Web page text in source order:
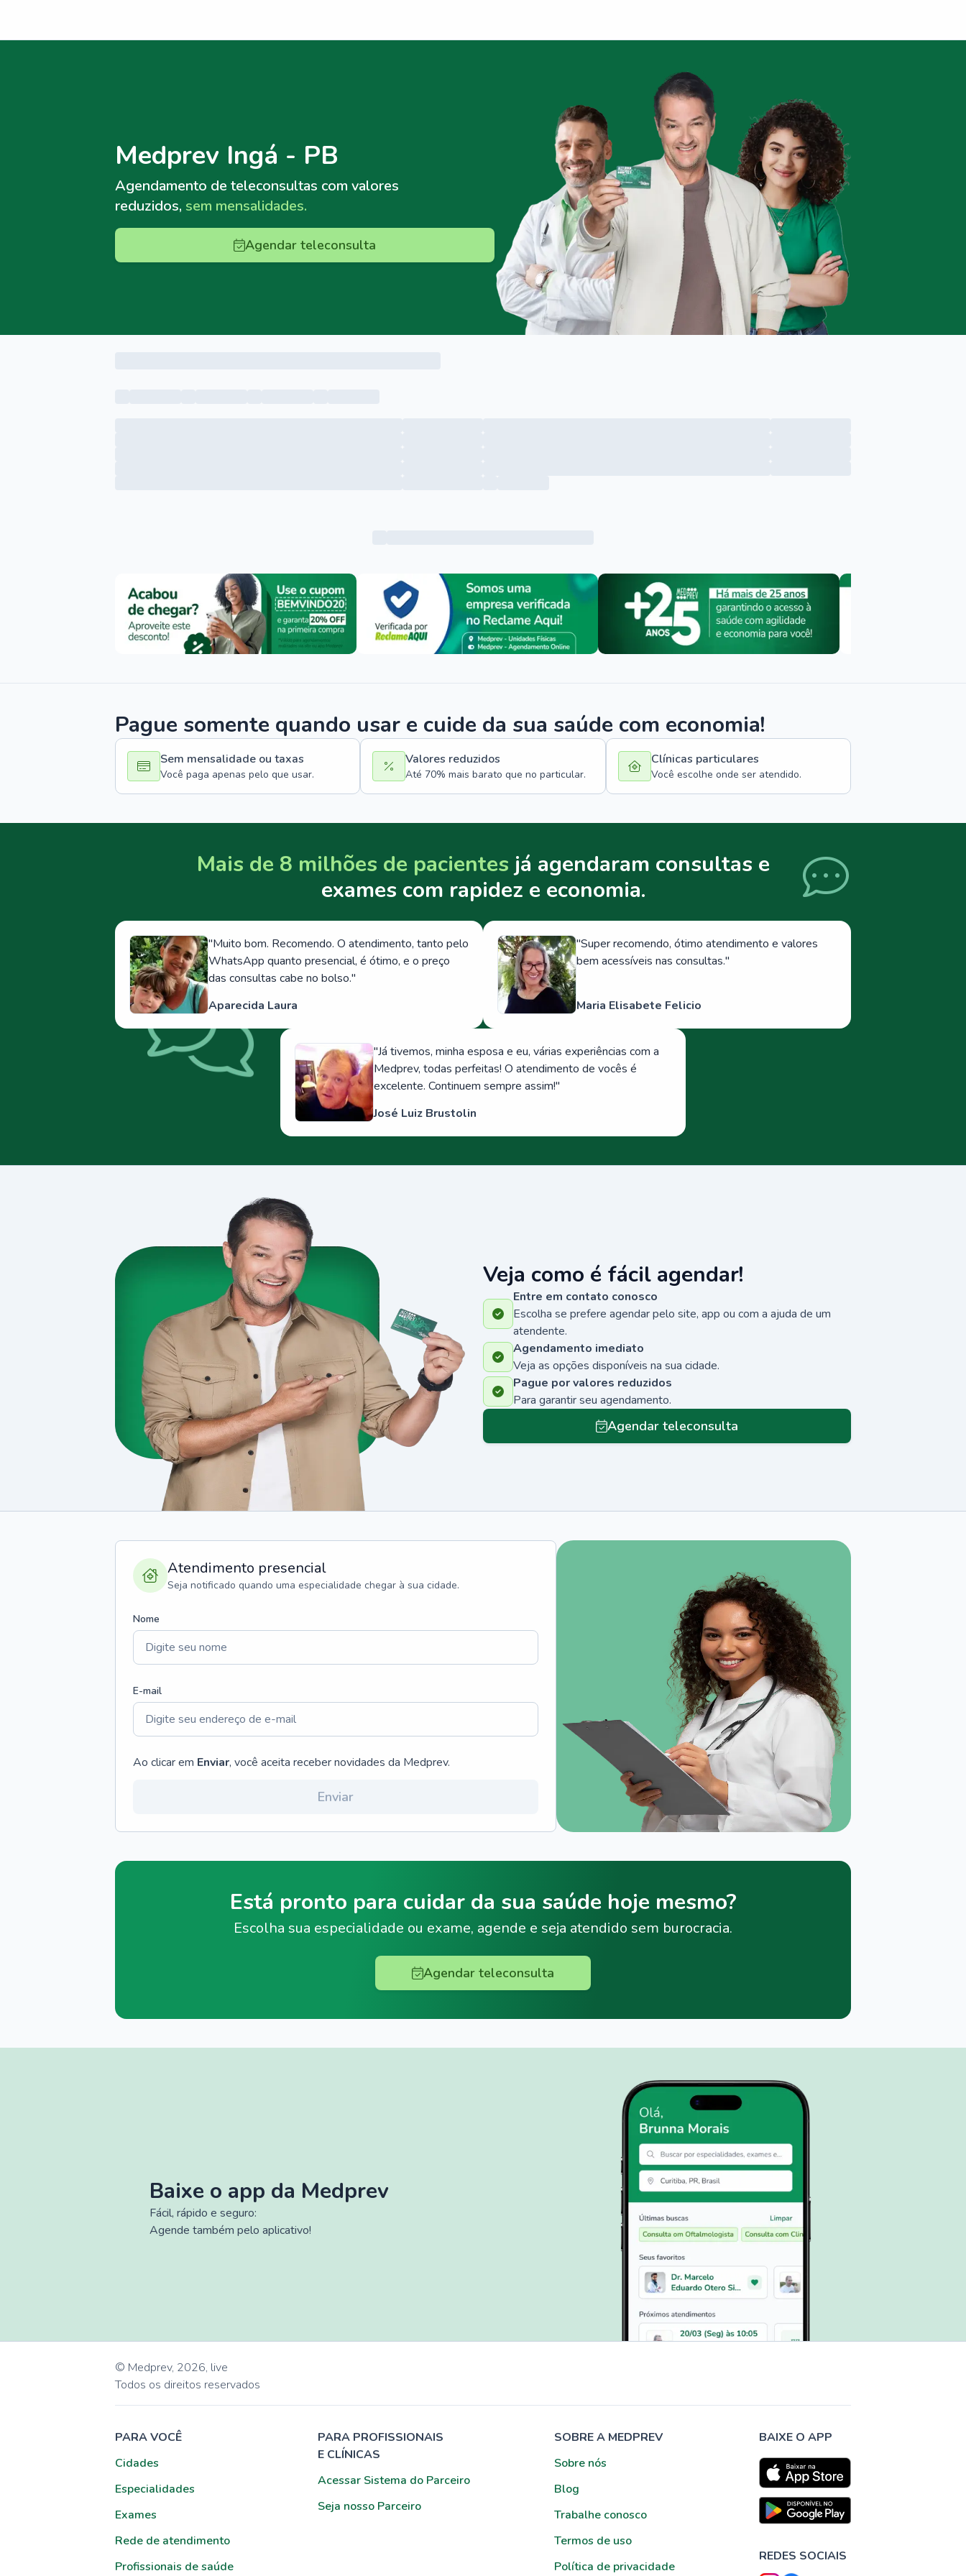
Medprev Ingá - PB
Agendamento de teleconsultas com valores
reduzidos, sem mensalidades.
Agendar teleconsulta
Menu lateral
Pague somente quando usar e cuide da sua saúde com economia!
Sem mensalidade ou taxas
Você paga apenas pelo que usar.
Valores reduzidos
Até 70% mais barato que no particular.
Clínicas particulares
Você escolhe onde ser atendido.
Mais de 8 milhões de pacientes já agendaram consultas e
exames com rapidez e economia.
"Muito bom. Recomendo. O atendimento, tanto pelo
WhatsApp quanto presencial, é ótimo, e o preço
das consultas cabe no bolso."
Aparecida Laura
"Super recomendo, ótimo atendimento e valores
bem acessíveis nas consultas."
Maria Elisabete Felicio
"Já tivemos, minha esposa e eu, várias experiências com a
Medprev, todas perfeitas! O atendimento de vocês é
excelente. Continuem sempre assim!"
José Luiz Brustolin
Veja como é fácil agendar!
Entre em contato conosco
Escolha se prefere agendar pelo site, app ou com a ajuda de um
atendente.
Agendamento imediato
Veja as opções disponíveis na sua cidade.
Pague por valores reduzidos
Para garantir seu agendamento.
Agendar teleconsulta
Atendimento presencial
Seja notificado quando uma especialidade chegar à sua cidade.
Nome
E-mail
Ao clicar em Enviar, você aceita receber novidades da Medprev.
Enviar
Está pronto para cuidar da sua saúde hoje mesmo?
Escolha sua especialidade ou exame, agende e seja atendido sem burocracia.
Agendar teleconsulta
Baixe o app da Medprev
Fácil, rápido e seguro:
Agende também pelo aplicativo!
© Medprev, 2026, live
Todos os direitos reservados
PARA VOCÊ
Cidades
Especialidades
Exames
Rede de atendimento
Profissionais de saúde
PARA PROFISSIONAIS
E CLÍNICAS
Acessar Sistema do Parceiro
Seja nosso Parceiro
SOBRE A MEDPREV
Sobre nós
Blog
Trabalhe conosco
Termos de uso
Política de privacidade
BAIXE O APP
REDES SOCIAIS